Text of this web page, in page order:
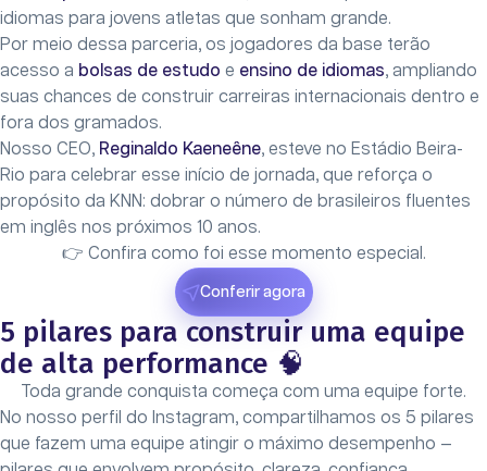
idiomas para jovens atletas que sonham grande.
Por meio dessa parceria, os jogadores da base terão
acesso a bolsas de estudo e ensino de idiomas, ampliando
suas chances de construir carreiras internacionais dentro e
fora dos gramados.
Nosso CEO, Reginaldo Kaeneêne, esteve no Estádio Beira-
Rio para celebrar esse início de jornada, que reforça o
propósito da KNN: dobrar o número de brasileiros fluentes
em inglês nos próximos 10 anos.
👉 Confira como foi esse momento especial.
Conferir agora
5 pilares para construir uma equipe
de alta performance 🧠
Toda grande conquista começa com uma equipe forte.
No nosso perfil do Instagram, compartilhamos os 5 pilares
que fazem uma equipe atingir o máximo desempenho —